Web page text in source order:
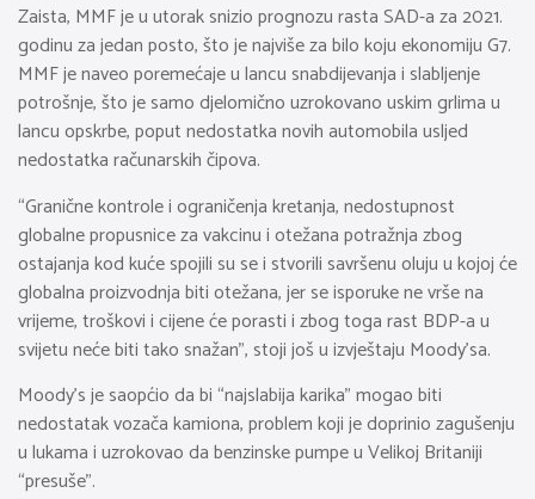
Zaista, MMF je u utorak snizio prognozu rasta SAD-a za 2021.
godinu za jedan posto, što je najviše za bilo koju ekonomiju G7.
MMF je naveo poremećaje u lancu snabdijevanja i slabljenje
potrošnje, što je samo djelomično uzrokovano uskim grlima u
lancu opskrbe, poput nedostatka novih automobila usljed
nedostatka računarskih čipova.
“Granične kontrole i ograničenja kretanja, nedostupnost
globalne propusnice za vakcinu i otežana potražnja zbog
ostajanja kod kuće spojili su se i stvorili savršenu oluju u kojoj će
globalna proizvodnja biti otežana, jer se isporuke ne vrše na
vrijeme, troškovi i cijene će porasti i zbog toga rast BDP-a u
svijetu neće biti tako snažan”, stoji još u izvještaju Moody’sa.
Moody’s je saopćio da bi “najslabija karika” mogao biti
nedostatak vozača kamiona, problem koji je doprinio zagušenju
u lukama i uzrokovao da benzinske pumpe u Velikoj Britaniji
“presuše”.